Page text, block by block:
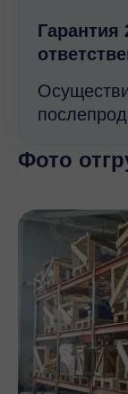
Гарантия
Фото